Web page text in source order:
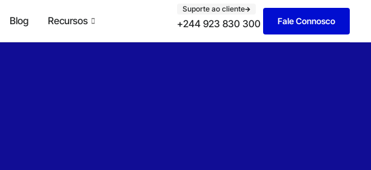
Blog Recursos
Suporte ao cliente
+244 923 830 300 Fale Connosco